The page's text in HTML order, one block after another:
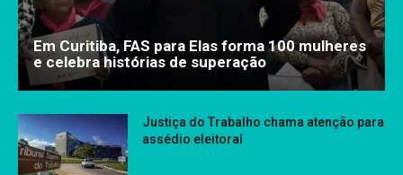
Em Curitiba, FAS para Elas forma 100 mulheres
e celebra histórias de superação
Justiça do Trabalho chama atenção para
assédio eleitoral